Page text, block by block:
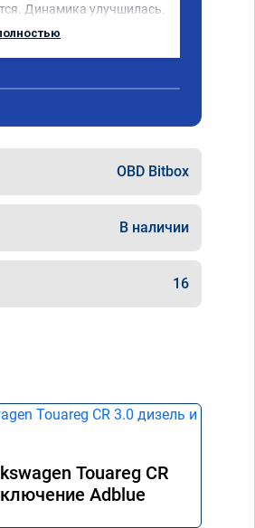
Динамика улучшилась.
данный сервис. Ещё раз
OBD Bitbox
В наличии
16
Touareg CR
Adblue